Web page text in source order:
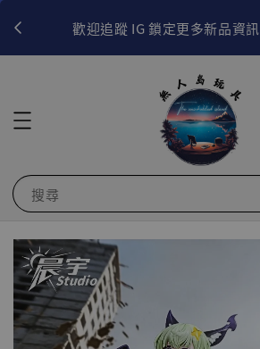
歡迎追蹤 IG 鎖定更多新品資訊
搜尋